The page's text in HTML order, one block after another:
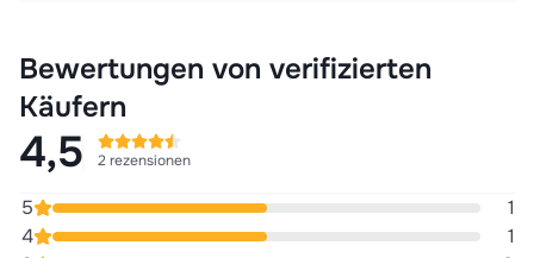
Bewertungen von verifizierten
Käufern
4,5 2 rezensionen
5
1
4
1